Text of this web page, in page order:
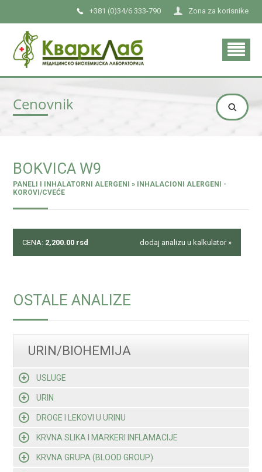
Zona za korisnike
+381 (0)34/6 333-790
Cenovnik
BOKVICA W9
PANELI I INHALATORNI ALERGENI » INHALACIONI ALERGENI -
KOROVI/CVEĆE
CENA: 2,200.00 rsd dodaj analizu u kalkulator »
OSTALE ANALIZE
URIN/BIOHEMIJA
USLUGE
URIN
DROGE I LEKOVI U URINU
KRVNA SLIKA I MARKERI INFLAMACIJE
KRVNA GRUPA (BLOOD GROUP)